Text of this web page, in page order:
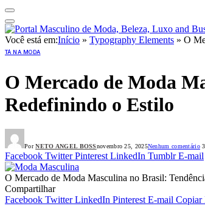
Você está em:Início » Typography Elements » O
TÁ NA MODA
O Mercado de Moda
Redefinindo o Estilo
Por NETO ANGEL BOSSnovembro 25, 2025Nenhum comentário3
Facebook Twitter Pinterest LinkedIn Tumblr E-mail
O Mercado de Moda Masculina no Brasil:
Compartilhar
Facebook Twitter LinkedIn Pinterest E-mail